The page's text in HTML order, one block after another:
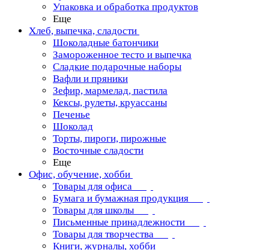
Упаковка и обработка продуктов
Еще
Хлеб, выпечка, сладости
Шоколадные батончики
Замороженное тесто и выпечка
Сладкие подарочные наборы
Вафли и пряники
Зефир, мармелад, пастила
Кексы, рулеты, круассаны
Печенье
Шоколад
Торты, пироги, пирожные
Восточные сладости
Еще
Офис, обучение, хобби
Товары для офиса
Бумага и бумажная продукция
Товары для школы
Письменные принадлежности
Товары для творчества
Книги, журналы, хобби